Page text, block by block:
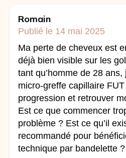
Romain
Publié le 14 mai 2025
Ma perte de cheveux est
déjà bien visible sur les
tant qu’homme de 28
micro-greffe capillaire
progression et retrouver
Est ce que commencer
problème ? Est ce qu’il
recommandé pour
technique par bandelette ?